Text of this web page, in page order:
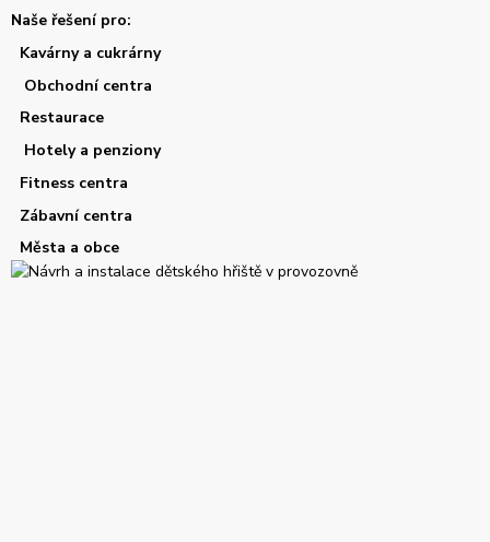
Naše řešení pro:
Kavárny a cukrárny
Obchodní centra
Restaurace
Hotely a penziony
Fitness centra
Zábavní centra
Města a obce